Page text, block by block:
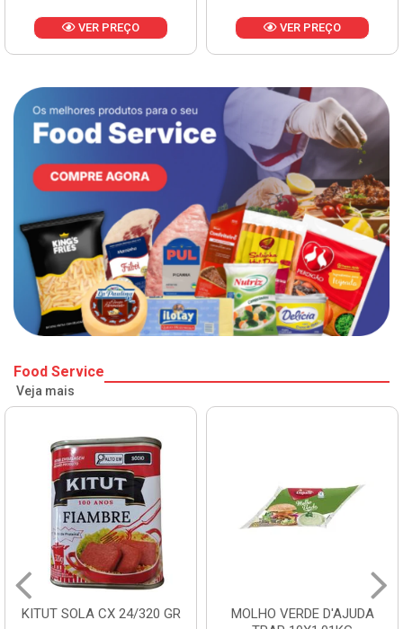
VER PREÇO VER PREÇO
Food Service
Veja mais
320 GR
MOLHO VERDE D'AJUDA
FRUTAS